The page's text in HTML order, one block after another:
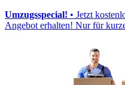
Umzugsspecial! • Jetzt
Angebot erhalten! Nur für